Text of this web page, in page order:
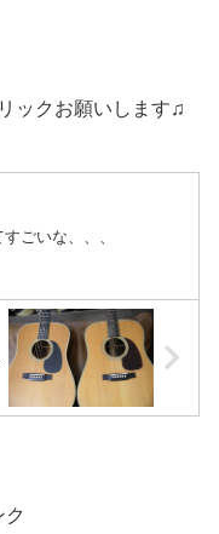
ックお願いします♫
ごいな、、、